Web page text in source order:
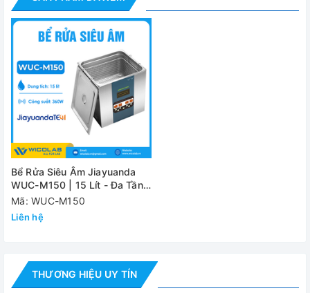
đặt
Công suất siêu
360W
Kích thước
trong (L*W*H）
330*300*150 mm
Công suất gia
400W
Van xả Có
Nguồn điện 220V/50Hz
Khối lượng
Đánh giá
Bể Rửa Siêu Âm Jiayuanda
WUC-M150 | 15 Lít - Đa Tần
Số
Mã: WUC-M150
Liên hệ
THƯƠNG HIỆU UY TÍN